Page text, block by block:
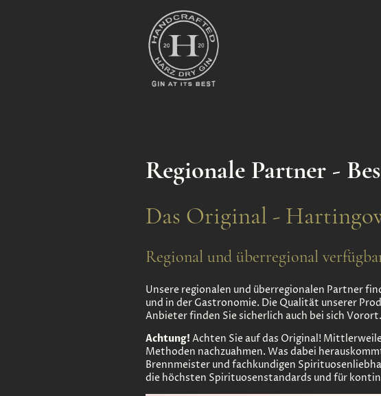
Regionale Partner -
Das Original -
Regional und überregional
Unsere regionalen und überregionalen Partner
und in der Gastronomie. Die Qualität unserer
Anbieter finden Sie sicherlich auch bei sich
Achtung! Achten Sie auf das Original!
Methoden nachzuahmen. Was dabei
Brennmeister und fachkundigen
die höchsten Spirituosenstandards und für